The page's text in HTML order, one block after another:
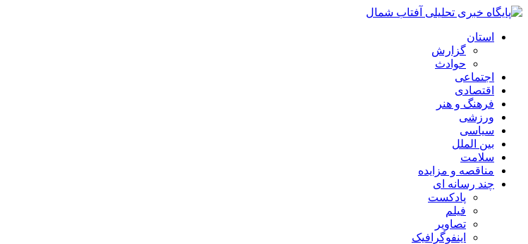
استان
گزارش
حوادث
اجتماعی
اقتصادی
فرهنگ و هنر
ورزشی
سیاسی
بین الملل
سلامت
مناقصه و مزایده
چند رسانه ای
پادکست
فیلم
تصاویر
اینفوگرافیک